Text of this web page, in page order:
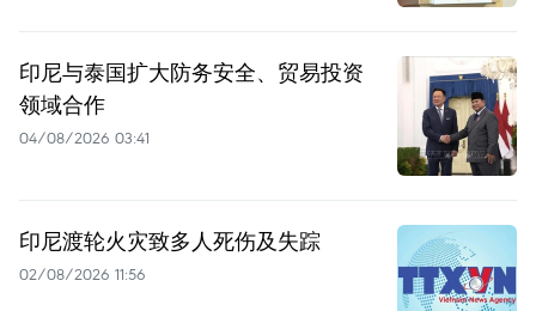
印尼与泰国扩大防务安全、贸易投资
领域合作
04/08/2026 03:41
印尼渡轮火灾致多人死伤及失踪
02/08/2026 11:56